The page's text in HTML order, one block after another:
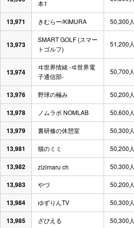
本1
13,971 きむらー/KIMURA 50,300人
13,973
SMART GOLF (スマー
トゴルフ)
51,200人
13,974
ヰ世界情緒 -ヰ世界電
子通信部-
50,700人
13,976 野球の極み 50,200人
13,978 ノムラボ NOMLAB 50,600人
13,979 裏研修の休憩室 50,300人
13,981 猫のミミ 50,200人
13,982 zizimaru ch 50,300人
13,983 やづ 50,200人
13,984 ゆずりんTV 50,300人
13,985 ざびえる 50,300人